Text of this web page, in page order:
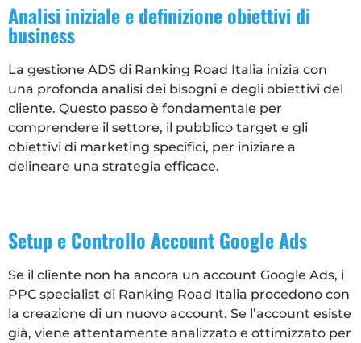
Analisi iniziale e definizione obiettivi di
business
La gestione ADS di Ranking Road Italia inizia con
una profonda analisi dei bisogni e degli obiettivi del
cliente. Questo passo è fondamentale per
comprendere il settore, il pubblico target e gli
obiettivi di marketing specifici, per iniziare a
delineare una strategia efficace.
Setup e Controllo Account Google Ads
Se il cliente non ha ancora un account Google Ads, i
PPC specialist di Ranking Road Italia procedono con
la creazione di un nuovo account. Se l’account esiste
già, viene attentamente analizzato e ottimizzato per